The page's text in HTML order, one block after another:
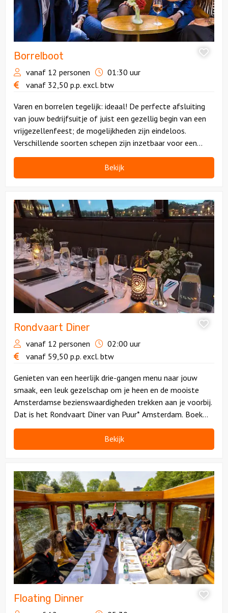
Borrelboot
vanaf 12 personen
01:30 uur
vanaf 32,50 p.p. excl. btw
Varen en borrelen tegelijk: ideaal! De perfecte afsluiting
van jouw bedrijfsuitje of juist een gezellig begin van een
vrijgezellenfeest; de mogelijkheden zijn eindeloos.
Verschillende soorten schepen zijn inzetbaar voor een
borrelvaart.
Bekijk
Bekijk
Rondvaart
Rondvaart Diner
vanaf 12 personen
02:00 uur
vanaf 59,50 p.p. excl. btw
Genieten van een heerlijk drie-gangen menu naar jouw
smaak, een leuk gezelschap om je heen en de mooiste
Amsterdamse bezienswaardigheden trekken aan je voorbij.
Dat is het Rondvaart Diner van Puur* Amsterdam. Boek
snel, want hier ga je lang van nagenieten!
Bekijk
Floating
Dinner
Floating Dinner